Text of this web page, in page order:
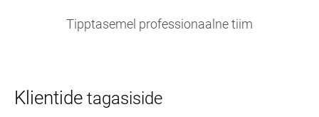
Tipptasemel professionaalne tiim
Klientide tagasiside